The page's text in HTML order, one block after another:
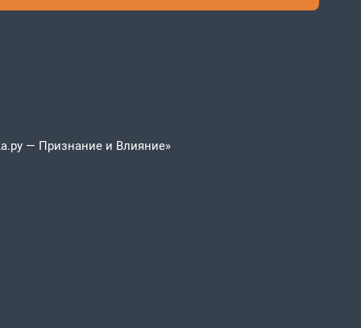
— Признание и Влияние»